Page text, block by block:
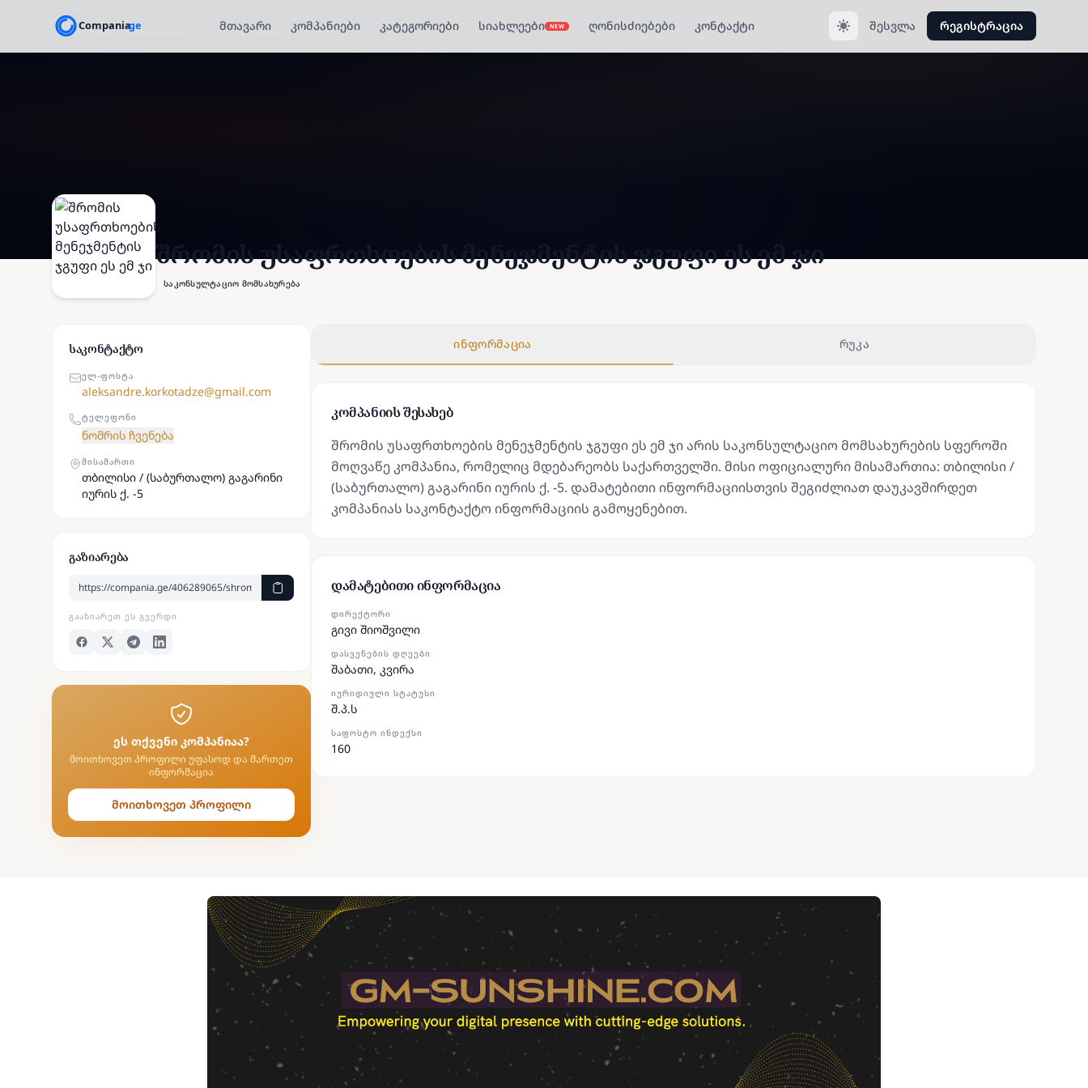
მთავარი კომპანიები კატეგორიები სიახლეები NEW ღონისძიებები კონტაქტი შესვლა რეგისტრაცია
შრომის უსაფრთხოების მენეჯმენტის ჯგუფი ეს ემ ჯი
საკონსულტაციო მომსახურება
საკონტაქტო
ᲔᲚ-ᲤᲝᲡᲢᲐ
aleksandre.korkotadze@gmail.com
ᲢᲔᲚᲔᲤᲝᲜᲘ
ნომრის ჩვენება
ᲛᲘᲡᲐᲛᲐᲠᲗᲘ
თბილისი / (საბურთალო) გაგარინი
იურის ქ. -5
გაზიარება
ᲒᲐᲐᲖᲘᲐᲠᲔᲗ ᲔᲡ ᲒᲕᲔᲠᲓᲘ
ეს თქვენი კომპანიაა?
მოითხოვეთ პროფილი უფასოდ და მართეთ
ინფორმაცია
მოითხოვეთ პროფილი
ინფორმაცია რუკა
კომპანიის შესახებ
შრომის უსაფრთხოების მენეჯმენტის ჯგუფი ეს ემ ჯი არის საკონსულტაციო მომსახურების სფეროში
მოღვაწე კომპანია, რომელიც მდებარეობს საქართველში. მისი ოფიციალური მისამართია: თბილისი /
(საბურთალო) გაგარინი იურის ქ. -5. დამატებითი ინფორმაციისთვის შეგიძლიათ დაუკავშირდეთ
კომპანიას საკონტაქტო ინფორმაციის გამოყენებით.
დამატებითი ინფორმაცია
ᲓᲘᲠᲔᲥᲢᲝᲠᲘ
გივი შიოშვილი
ᲓᲐᲡᲕᲔᲜᲔᲑᲘᲡ ᲓᲦᲔᲔᲑᲘ
შაბათი, კვირა
ᲘᲣᲠᲘᲓᲘᲣᲚᲘ ᲡᲢᲐᲢᲣᲡᲘ
შ.პ.ს
ᲡᲐᲤᲝᲡᲢᲝ ᲘᲜᲓᲔᲥᲡᲘ
160